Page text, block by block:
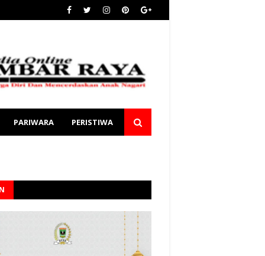
PARIWARA PERISTIWA